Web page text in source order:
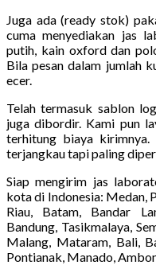
Juga ada (ready stok)
cuma menyediakan jas
putih, kain oxford dan
Bila pesan dalam jumlah
ecer.
Telah termasuk sablon
juga dibordir. Kami pun
terhitung biaya
terjangkau tapi paling
Siap mengirim jas
kota di Indonesia: Medan,
Riau, Batam, Bandar
Bandung, Tasikmalaya,
Malang, Mataram, Bali,
Pontianak, Manado,